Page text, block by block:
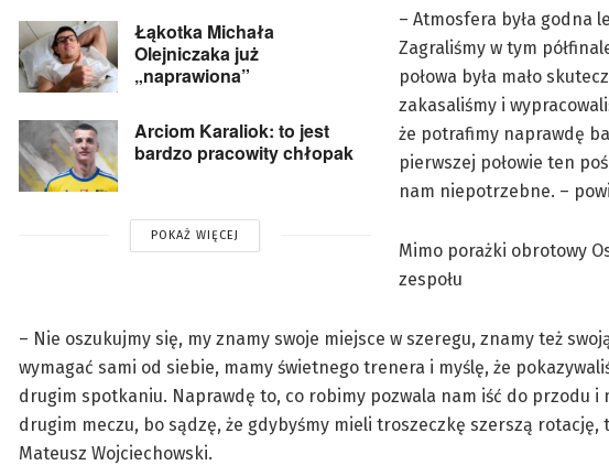
Łąkotka Michała
Olejniczaka już
„naprawiona”
Arciom Karaliok: to jest
bardzo pracowity chłopak
POKAŻ WIĘCEJ
– Atmosfera była godna
Zagraliśmy w tym
połowa była mało
zakasaliśmy i
że potrafimy naprawdę
pierwszej połowie ten
nam niepotrzebne. –
Mimo porażki obrotowy
zespołu
– Nie oszukujmy się, my znamy swoje miejsce w szeregu, znamy też
wymagać sami od siebie, mamy świetnego trenera i myślę, że
drugim spotkaniu. Naprawdę to, co robimy pozwala nam iść do przodu i
drugim meczu, bo sądzę, że gdybyśmy mieli troszeczkę szerszą
Mateusz Wojciechowski.